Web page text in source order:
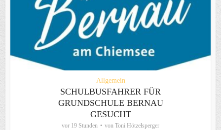
Allgemein
SCHULBUSFAHRER FÜR
GRUNDSCHULE BERNAU
GESUCHT
vor 19 Stunden von Toni Hötzelsperger